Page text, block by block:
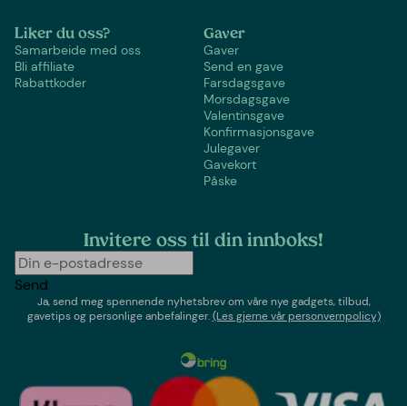
Liker du oss?
Samarbeide med oss
Bli affiliate
Rabattkoder
Gaver
Gaver
Send en gave
Farsdagsgave
Morsdagsgave
Valentinsgave
Konfirmasjonsgave
Julegaver
Gavekort
Påske
Invitere oss til din innboks!
Send
Ja, send meg spennende nyhetsbrev om våre nye gadgets, tilbud,
gavetips og personlige anbefalinger.(Les gjerne vår personvernpolicy)